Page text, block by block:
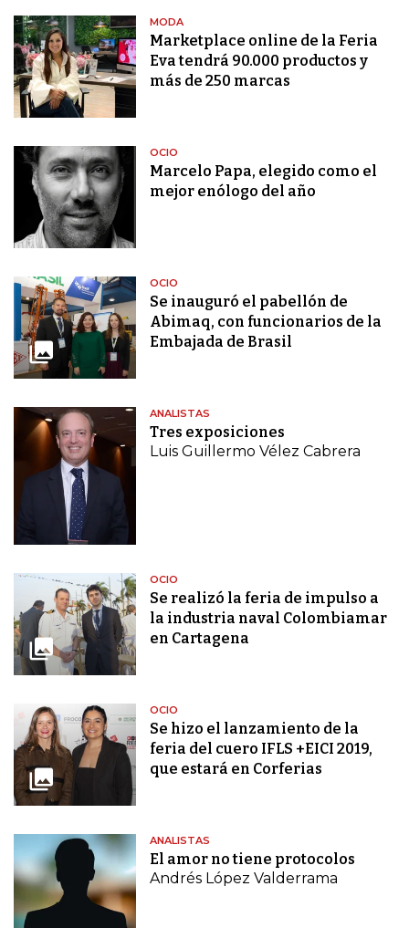
MODA
Marketplace online de la Feria
Eva tendrá 90.000 productos y
más de 250 marcas
OCIO
Marcelo Papa, elegido como el
mejor enólogo del año
OCIO
Se inauguró el pabellón de
Abimaq, con funcionarios de la
Embajada de Brasil
ANALISTAS
Tres exposiciones
Luis Guillermo Vélez Cabrera
OCIO
Se realizó la feria de impulso a
la industria naval Colombiamar
en Cartagena
OCIO
Se hizo el lanzamiento de la
feria del cuero IFLS +EICI 2019,
que estará en Corferias
ANALISTAS
El amor no tiene protocolos
Andrés López Valderrama